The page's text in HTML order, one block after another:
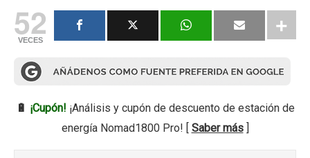
52
VECES
🔋 ¡Cupón! ¡Análisis y cupón de descuento de estación de
energía Nomad1800 Pro! [ Saber más]